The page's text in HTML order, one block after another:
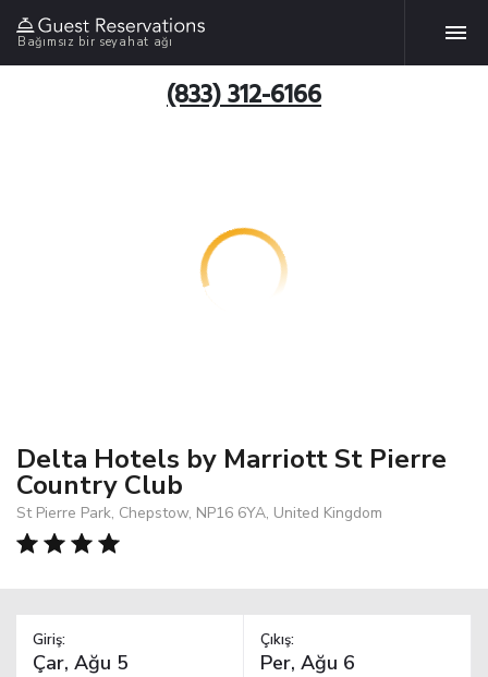
Bağımsız bir seyahat ağı
(833) 312-6166
Delta Hotels by Marriott St Pierre
Country Club
St Pierre Park, Chepstow, NP16 6YA, United Kingdom
Giriş: Çıkış: